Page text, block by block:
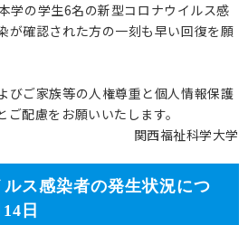
学の学生6名の新型コロナウイルス感
が確認された方の一刻も早い回復を願
びご家族等の人権尊重と個人情報保護
配慮をお願いいたします。
関西福祉科学大学
ス感染者の発生状況につ
日